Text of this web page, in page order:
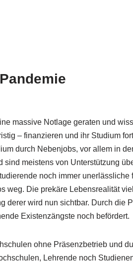
massive Notlage geraten und
– finanzieren und ihr Studium
durch Nebenjobs, vor allem in
sind meistens von Unterstützung
noch immer unerlässliche
weg. Die prekäre Lebensrealität
derer wird nun sichtbar. Durch die
Existenzängste noch befördert.
ohne Präsenzbetrieb und
Lehrende noch